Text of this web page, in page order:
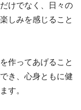
けでなく、日々の
しみを感じること
作ってあげること
き、心身ともに健
す。